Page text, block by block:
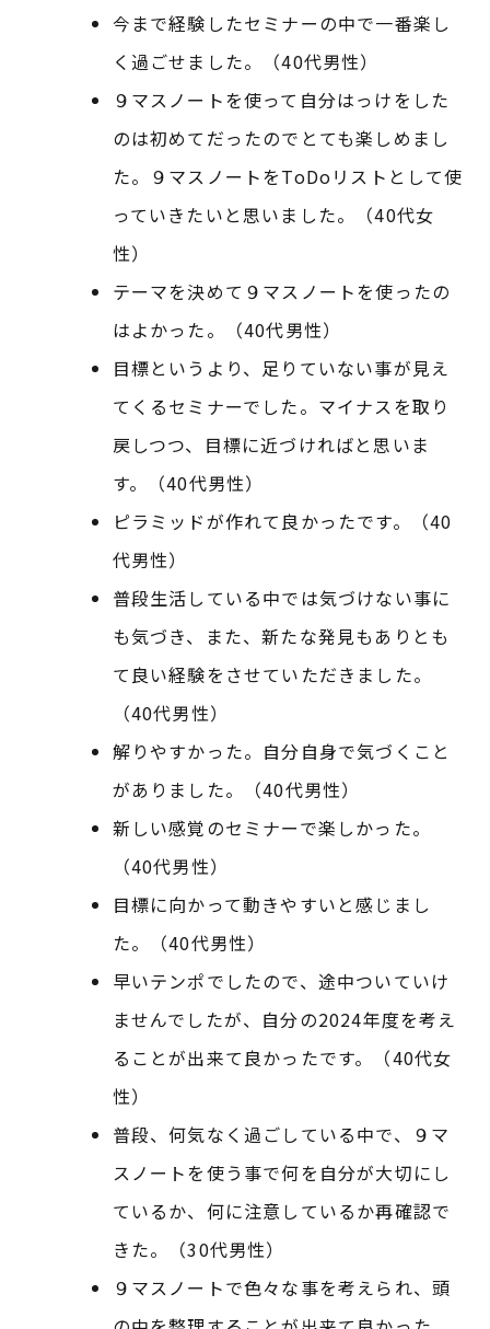
今まで経験したセミナーの中で一番楽し
く過ごせました。（40代男性）
９マスノートを使って自分はっけをした
のは初めてだったのでとても楽しめまし
た。９マスノートをToDoリストとして使
っていきたいと思いました。（40代女
性）
テーマを決めて９マスノートを使ったの
はよかった。（40代男性）
目標というより、足りていない事が見え
てくるセミナーでした。マイナスを取り
戻しつつ、目標に近づければと思いま
す。（40代男性）
ピラミッドが作れて良かったです。（40
代男性）
普段生活している中では気づけない事に
も気づき、また、新たな発見もありとも
て良い経験をさせていただきました。
（40代男性）
解りやすかった。自分自身で気づくこと
がありました。（40代男性）
新しい感覚のセミナーで楽しかった。
（40代男性）
目標に向かって動きやすいと感じまし
た。（40代男性）
早いテンポでしたので、途中ついていけ
ませんでしたが、自分の2024年度を考え
ることが出来て良かったです。（40代女
性）
普段、何気なく過ごしている中で、９マ
スノートを使う事で何を自分が大切にし
ているか、何に注意しているか再確認で
きた。（30代男性）
９マスノートで色々な事を考えられ、頭